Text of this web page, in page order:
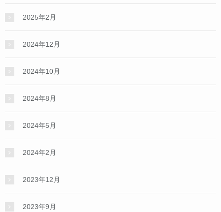
2025年2月
2024年12月
2024年10月
2024年8月
2024年5月
2024年2月
2023年12月
2023年9月